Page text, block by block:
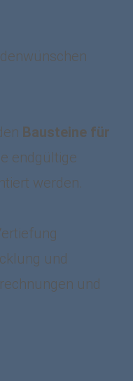
Bausteine für
endgültige
werden.
und
und